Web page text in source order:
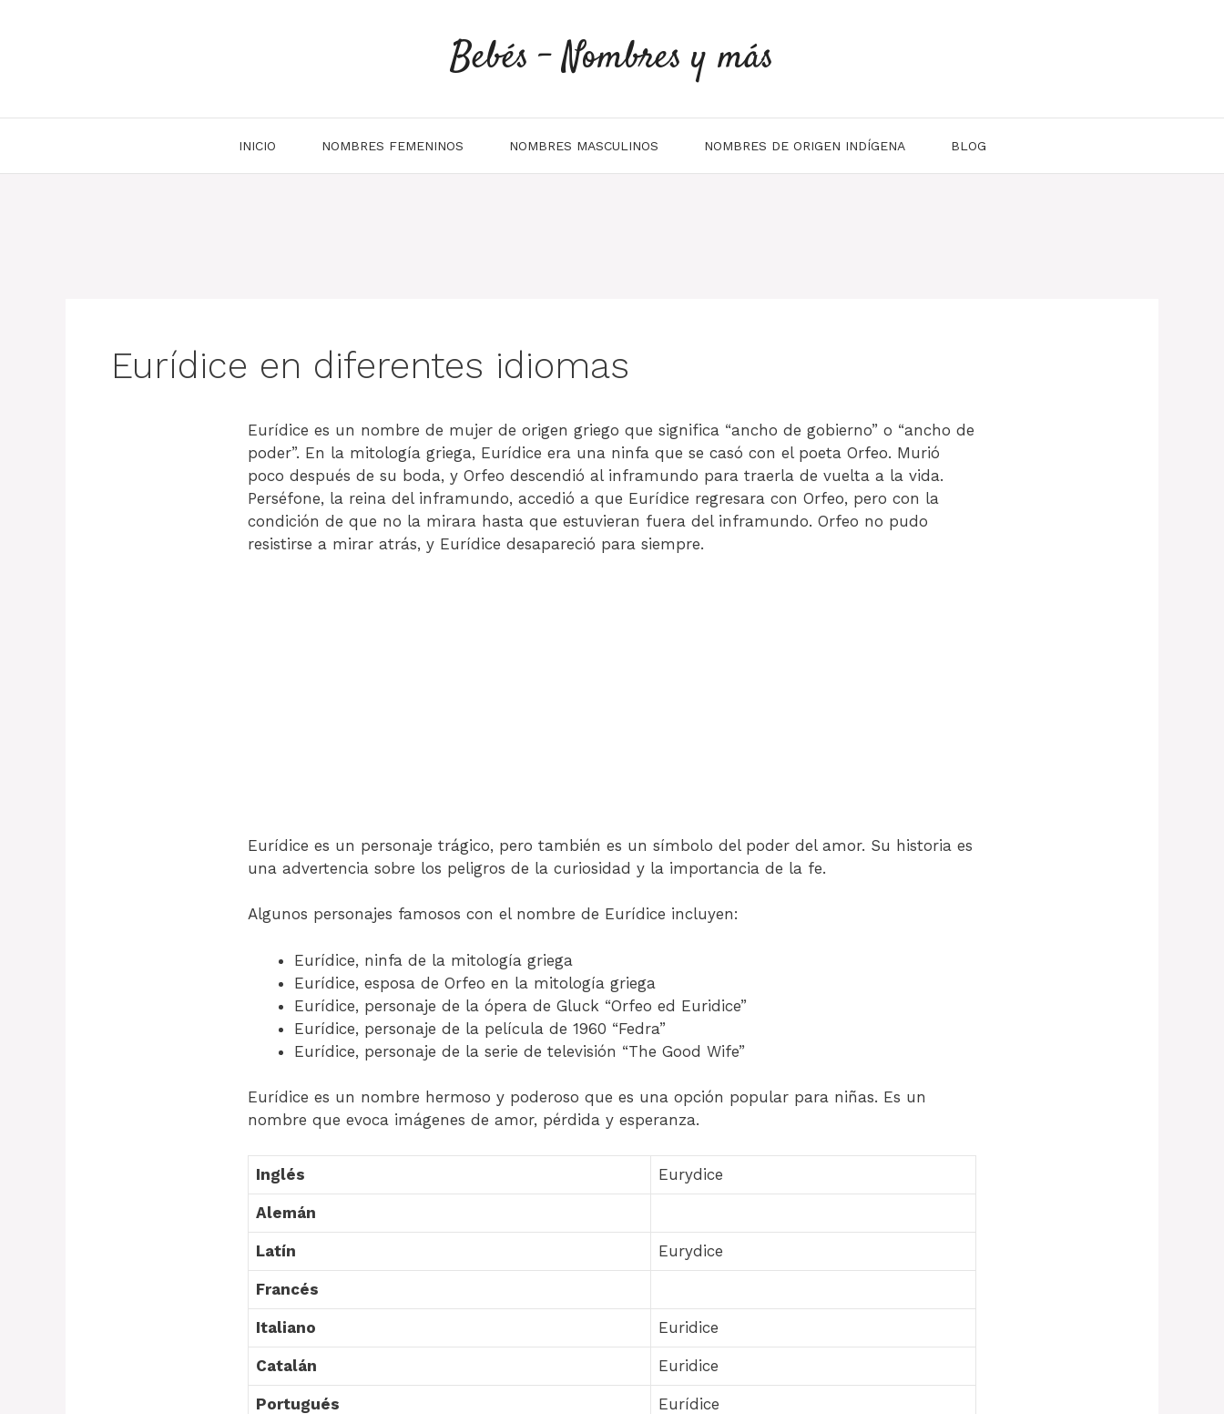
Bebés - Nombres y más
INICIO NOMBRES FEMENINOS NOMBRES MASCULINOS NOMBRES DE ORIGEN INDÍGENA BLOG
Eurídice en diferentes idiomas
Eurídice es un nombre de mujer de origen griego que significa “ancho de gobierno” o “ancho de
poder”. En la mitología griega, Eurídice era una ninfa que se casó con el poeta Orfeo. Murió
poco después de su boda, y Orfeo descendió al inframundo para traerla de vuelta a la vida.
Perséfone, la reina del inframundo, accedió a que Eurídice regresara con Orfeo, pero con la
condición de que no la mirara hasta que estuvieran fuera del inframundo. Orfeo no pudo
resistirse a mirar atrás, y Eurídice desapareció para siempre.
Eurídice es un personaje trágico, pero también es un símbolo del poder del amor. Su historia es
una advertencia sobre los peligros de la curiosidad y la importancia de la fe.
Algunos personajes famosos con el nombre de Eurídice incluyen:
Eurídice, ninfa de la mitología griega
Eurídice, esposa de Orfeo en la mitología griega
Eurídice, personaje de la ópera de Gluck “Orfeo ed Euridice”
Eurídice, personaje de la película de 1960 “Fedra”
Eurídice, personaje de la serie de televisión “The Good Wife”
Eurídice es un nombre hermoso y poderoso que es una opción popular para niñas. Es un
nombre que evoca imágenes de amor, pérdida y esperanza.
Inglés Eurydice
Alemán
Latín Eurydice
Francés
Italiano Euridice
Catalán Euridice
Portugués Eurídice